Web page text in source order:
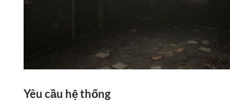
Yêu cầu hệ thống